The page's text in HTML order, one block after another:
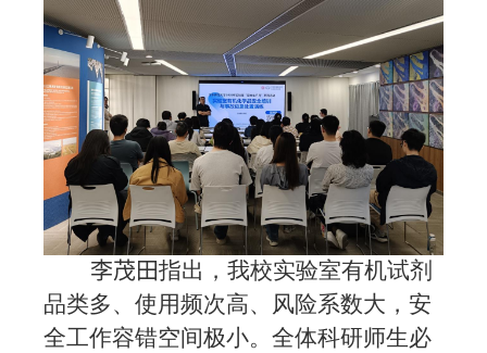
李茂田指出，我校实验室有机试剂
品类多、使用频次高、风险系数大，安
全工作容错空间极小。全体科研师生必